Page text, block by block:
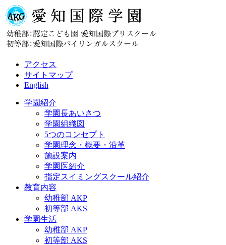
アクセス
サイトマップ
English
学園紹介
学園長あいさつ
学園組織図
5つのコンセプト
学園理念・概要・沿革
施設案内
学園医紹介
指定スイミングスクール紹介
教育内容
幼稚部 AKP
初等部 AKS
学園生活
幼稚部 AKP
初等部 AKS